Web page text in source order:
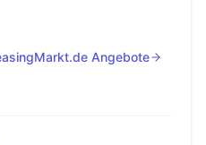
Angebote